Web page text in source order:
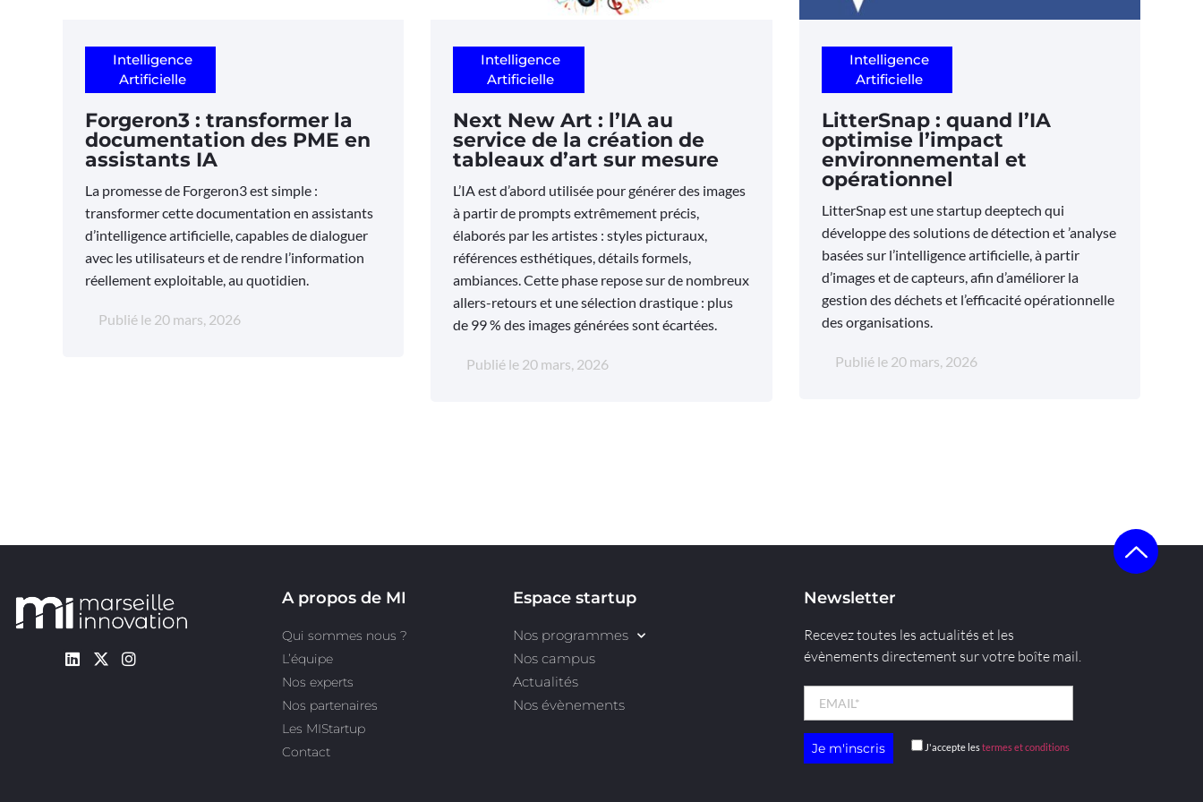
Intelligence
Artificielle
Forgeron3 : transformer la
documentation des PME en
assistants IA
La promesse de Forgeron3 est simple :
transformer cette documentation en assistants
d’intelligence artificielle, capables de dialoguer
avec les utilisateurs et de rendre l’information
réellement exploitable, au quotidien.
Publié le 20 mars, 2026
Intelligence
Artificielle
Next New Art : l’IA au
service de la création de
tableaux d’art sur mesure
L’IA est d’abord utilisée pour générer des images
à partir de prompts extrêmement précis,
élaborés par les artistes : styles picturaux,
références esthétiques, détails formels,
ambiances. Cette phase repose sur de nombreux
allers-retours et une sélection drastique : plus
de 99 % des images générées sont écartées.
Publié le 20 mars, 2026
Intelligence
Artificielle
LitterSnap : quand l’IA
optimise l’impact
environnemental et
opérationnel
LitterSnap est une startup deeptech qui
développe des solutions de détection et ’analyse
basées sur l’intelligence artificielle, à partir
d’images et de capteurs, afin d’améliorer la
gestion des déchets et l’efficacité opérationnelle
des organisations.
Publié le 20 mars, 2026
A propos de MI
Qui sommes nous ?
L’équipe
Nos experts
Nos partenaires
Les MIStartup
Contact
Espace startup
Nos programmes
Nos campus
Actualités
Nos évènements
Newsletter
Recevez toutes les actualités et les
évènements directement sur votre boîte mail.
J'accepte lestermes et conditions